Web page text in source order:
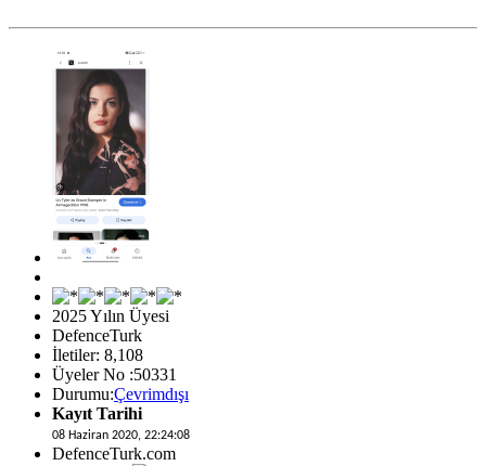
2025 Yılın Üyesi
DefenceTurk
İletiler: 8,108
Üyeler No :50331
Durumu:Çevrimdışı
Kayıt Tarihi
08 Haziran 2020, 22:24:08
DefenceTurk.com